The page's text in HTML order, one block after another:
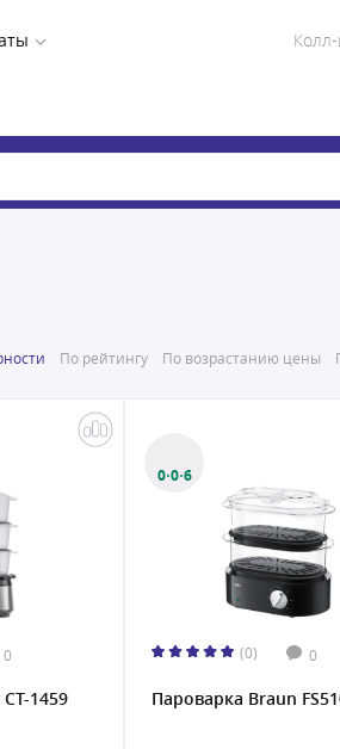
По рейтингу По возрастанию цены
0
1459
0·0·6
(0) 0
Пароварка Braun